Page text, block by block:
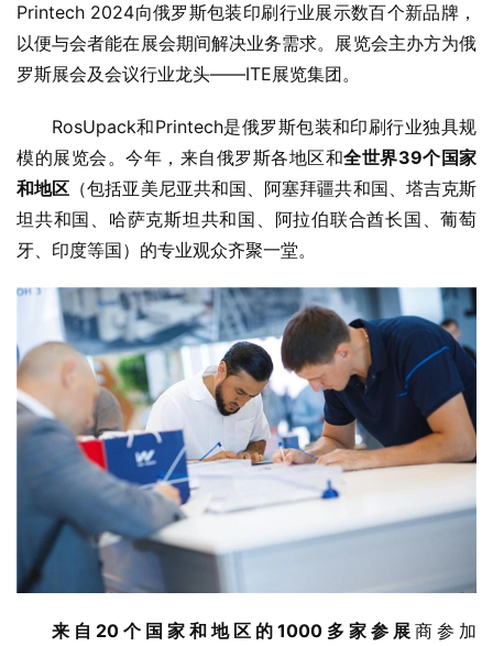
Printech 2024向俄罗斯包装印刷行业展示数百个新品牌，
以便与会者能在展会期间解决业务需求。展览会主办方为俄
罗斯展会及会议行业龙头——ITE展览集团。
RosUpack和Printech是俄罗斯包装和印刷行业独具规
模的展览会。今年，来自俄罗斯各地区和全世界39个国家
和地区 （包括亚美尼亚共和国、阿塞拜疆共和国、塔吉克斯
坦共和国、哈萨克斯坦共和国、阿拉伯联合酋长国、葡萄
牙、印度等国）的专业观众齐聚一堂。
来自20个国家和地区的1000多家参展 商参加